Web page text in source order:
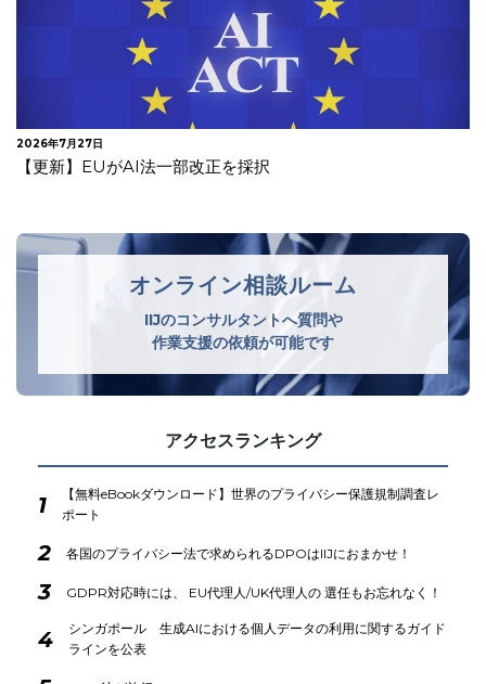
2026年7月27日
【更新】EUがAI法一部改正を採択
オンライン相談ルーム
IIJのコンサルタントへ質問や
作業支援の依頼が可能です
アクセスランキング
1
【無料eBookダウンロード】世界のプライバシー保護規制調査レ
ポート
2 各国のプライバシー法で求められるDPOはIIJにおまかせ！
3 GDPR対応時には、 EU代理人/UK代理人の 選任もお忘れなく！
4
シンガポール 生成AIにおける個人データの利用に関するガイド
ラインを公表